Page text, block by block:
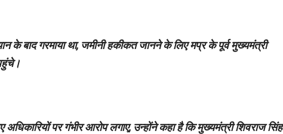
के बाद गरमाया था, जमीनी हकीकत जानने के लिए मप्र के पूर्व मुख्यमंत्री
अधिकारियों पर गंभीर आरोप लगाए, उन्होंने कहा है कि मुख्यमंत्री शिवराज सिंह